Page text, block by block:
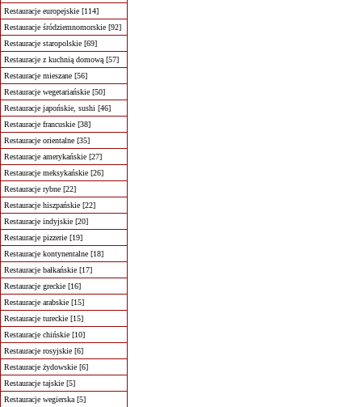
Restauracje europejskie [114]
Restauracje śródziemnomorskie [92]
Restauracje staropolskie [69]
Restauracje z kuchnią domową [57]
Restauracje mieszane [56]
Restauracje wegetariańskie [50]
Restauracje japońskie, sushi [46]
Restauracje francuskie [38]
Restauracje orientalne [35]
Restauracje amerykańskie [27]
Restauracje meksykańskie [26]
Restauracje rybne [22]
Restauracje hiszpańskie [22]
Restauracje indyjskie [20]
Restauracje pizzerie [19]
Restauracje kontynentalne [18]
Restauracje bałkańskie [17]
Restauracje greckie [16]
Restauracje arabskie [15]
Restauracje tureckie [15]
Restauracje chińskie [10]
Restauracje rosyjskie [6]
Restauracje żydowskie [6]
Restauracje tajskie [5]
Restauracje wegierska [5]